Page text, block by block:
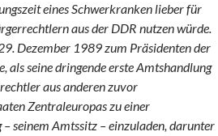
eines Schwerkranken lieber für
aus der DDR nutzen würde.
Dezember 1989 zum Präsidenten der
als seine dringende erste Amtshandlung
aus anderen zuvor
Zentraleuropas zu einer
seinem Amtssitz – einzuladen, darunter